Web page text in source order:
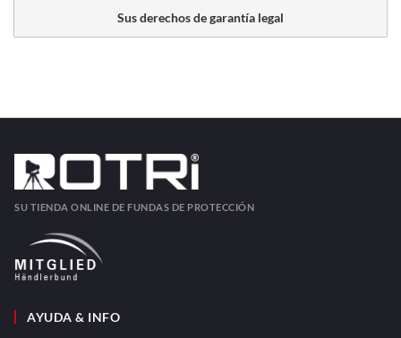
Sus derechos de garantía legal
SU TIENDA ONLINE DE FUNDAS DE PROTECCIÓN
AYUDA & INFO